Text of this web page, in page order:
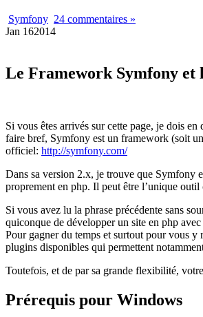
Symfony 24 commentaires »
Jan 162014
Le Framework Symfony et
Si vous êtes arrivés sur cette page, je dois
faire bref, Symfony est un framework (soit
officiel: http://symfony.com/
Dans sa version 2.x, je trouve que Symfony
proprement en php. Il peut être l’unique
Si vous avez lu la phrase précédente sans
quiconque de développer un site en php
Pour gagner du temps et surtout pour vous
plugins disponibles qui permettent
Toutefois, et de par sa grande flexibilité,
Prérequis pour Windows